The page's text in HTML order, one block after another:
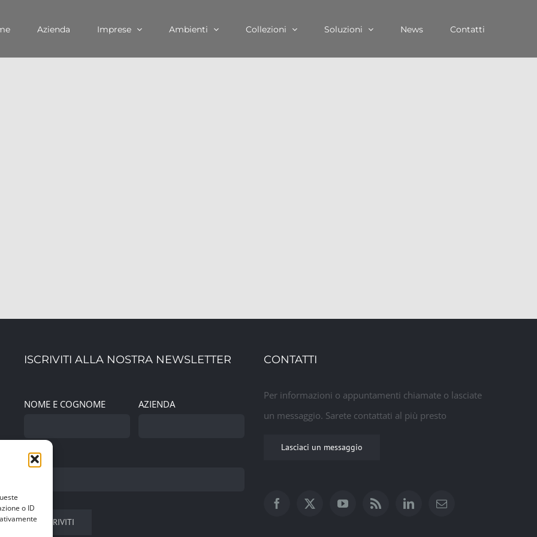
o ID
Azienda Imprese Ambienti Collezioni Soluzioni News Contatti
ISCRIVITI ALLA NOSTRA NEWSLETTER
NOME E COGNOME AZIENDA
EMAIL
CONTATTI
Per informazioni o appuntamenti chiamate o lasciate
un messaggio. Sarete contattati al più presto
Lasciaci un messaggio